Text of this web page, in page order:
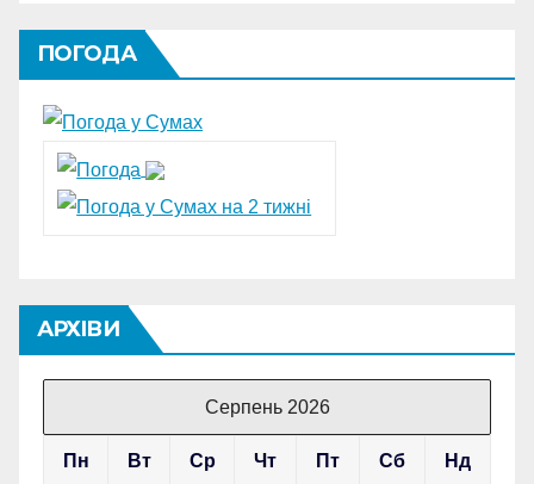
ПОГОДА
АРХІВИ
Серпень 2026
Пн Вт Ср Чт Пт Сб Нд